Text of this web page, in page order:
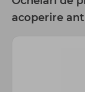
Mobilă și
Ghiveci
acoperire